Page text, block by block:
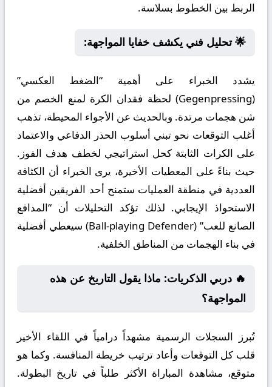
الربط بين الخطوط بسلاسة.
🌟 تحليل فني يكشف خفايا المواجهة:
يشدد الخبراء على أهمية “الضغط العكسي”
(Gegenpressing) لحظة فقدان الكرة لمنع الخصم من
شن هجمات مرتدة. وبالحديث عن الأجواء المحيطة، تذهب
أغلب التوقعات نحو تبني أسلوب الحذر الدفاعي والاعتماد
على الكرات الثابتة كحل استراتيجي لخطف هدف الفوز.
حيث بناءً على المعطيات الأخيرة، يرى الخبراء أن الكثافة
العددية في منطقة العمليات ستمنح أحد الفريقين أفضلية
الاستحواذ الإيجابي. لذلك تؤكد التحليلات أن “المدافع
الصانع للعب” (Ball-playing Defender) سيعطي أفضلية
في بناء الهجمات من المناطق الخلفية.
🔥 دربي الذكريات: ماذا يقول التاريخ عن هذه
المواجهة؟
تُبرز السجلات الرسمية مشهداً درامياً في اللقاء الأخير
قلب كل التوقعات وأعاد ترتيب خريطة المنافسة. وكما هو
متوقع، مشاهدة المباراة الأكثر طلباً في تاريخ البطولة.